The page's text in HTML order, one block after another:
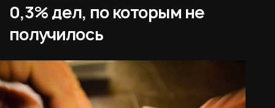
0,3% дел, по которым не
получилось